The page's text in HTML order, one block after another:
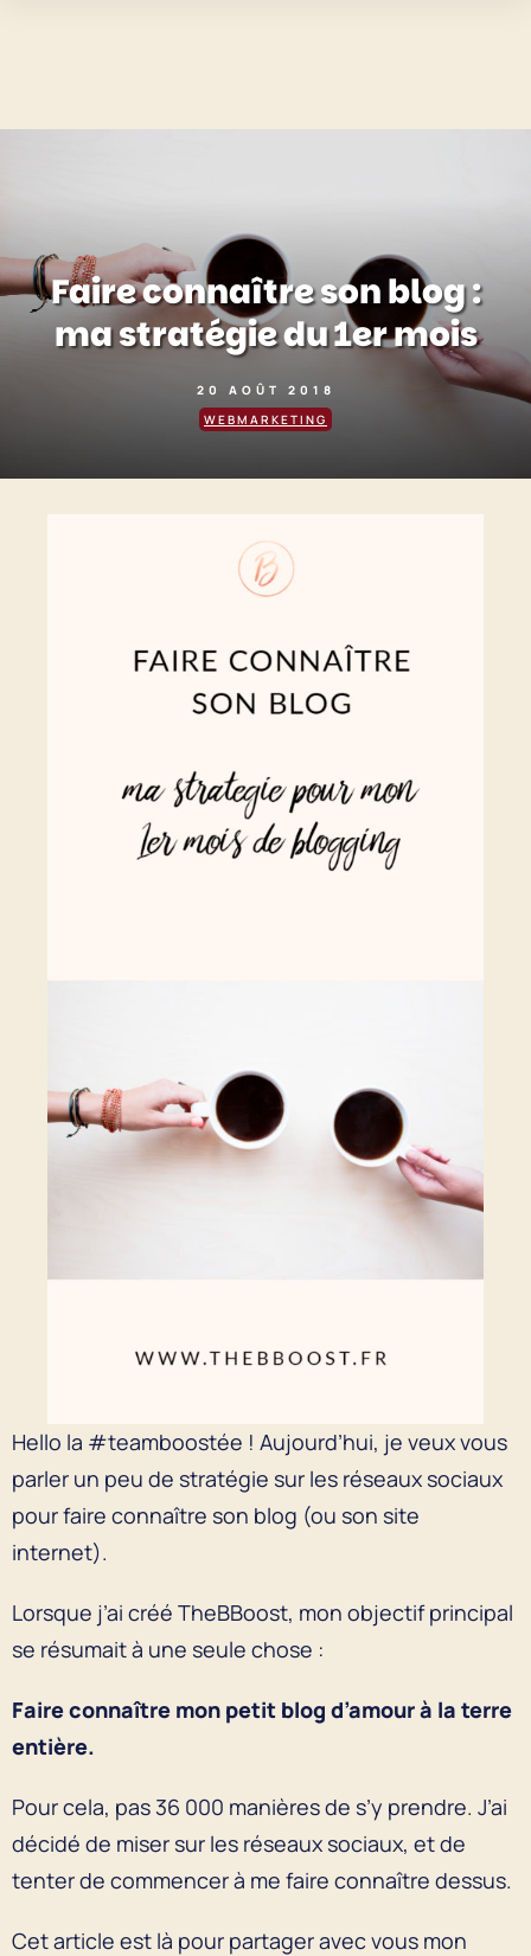
Faire connaître son blog :
ma stratégie du 1er mois
20 AOÛT 2018
WEBMARKETING
Hello la #teamboostée ! Aujourd’hui, je veux vous
parler un peu de stratégie sur les réseaux sociaux
pour faire connaître son blog (ou son site
internet).
Lorsque j’ai créé TheBBoost, mon objectif principal
se résumait à une seule chose :
Faire connaître mon petit blog d’amour à la terre
entière.
Pour cela, pas 36 000 manières de s’y prendre. J’ai
décidé de miser sur les réseaux sociaux, et de
tenter de commencer à me faire connaître dessus.
Cet article est là pour partager avec vous mon